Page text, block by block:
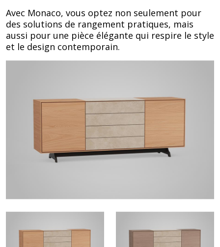
Avec Monaco, vous optez non seulement pour
des solutions de rangement pratiques, mais
aussi pour une pièce élégante qui respire le style
et le design contemporain.